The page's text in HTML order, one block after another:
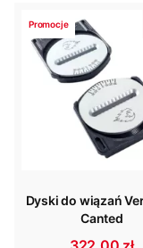
Promocje
Dyski do wiązań
Canted